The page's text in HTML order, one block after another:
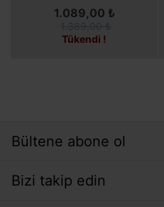
1.089,00 ₺
Tükendi !
Bültene abone ol
Bizi takip edin